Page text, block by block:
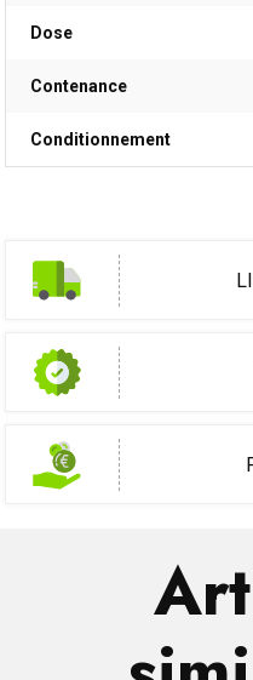
Dose
Contenance
Conditionnement